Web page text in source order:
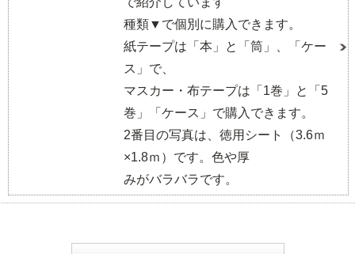
種類▼で個別に購入できます。
紙テープは「本」と「筒」、「ケー
ス」で、
マスカー・布テープは「1巻」と「5
巻」「ケース」で購入できます。
2番目の写真は、徳用シート（3.6ｍ
×1.8ｍ）です。色や厚
みがバラバラです。